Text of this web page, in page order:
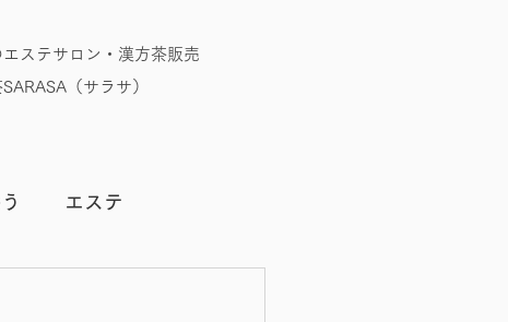
ステサロン・漢方茶販売
（サラサ）
エステ